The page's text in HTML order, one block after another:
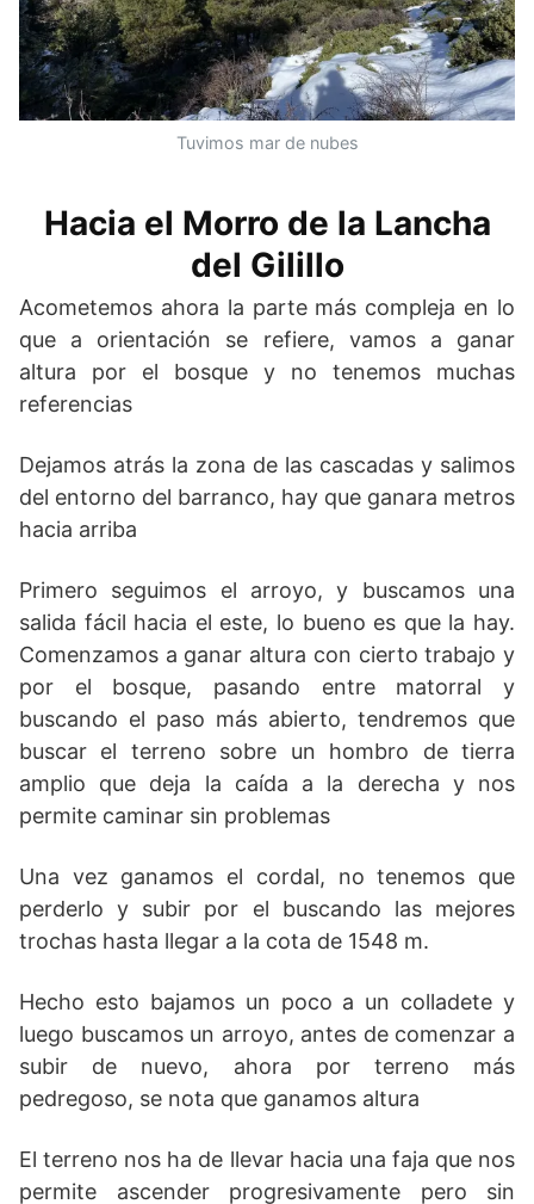
Tuvimos mar de nubes
Hacia el Morro de la Lancha
del Gilillo
Acometemos ahora la parte más compleja en lo
que a orientación se refiere, vamos a ganar
altura por el bosque y no tenemos muchas
referencias
Dejamos atrás la zona de las cascadas y salimos
del entorno del barranco, hay que ganara metros
hacia arriba
Primero seguimos el arroyo, y buscamos una
salida fácil hacia el este, lo bueno es que la hay.
Comenzamos a ganar altura con cierto trabajo y
por el bosque, pasando entre matorral y
buscando el paso más abierto, tendremos que
buscar el terreno sobre un hombro de tierra
amplio que deja la caída a la derecha y nos
permite caminar sin problemas
Una vez ganamos el cordal, no tenemos que
perderlo y subir por el buscando las mejores
trochas hasta llegar a la cota de 1548 m.
Hecho esto bajamos un poco a un colladete y
luego buscamos un arroyo, antes de comenzar a
subir de nuevo, ahora por terreno más
pedregoso, se nota que ganamos altura
El terreno nos ha de llevar hacia una faja que nos
permite ascender progresivamente pero sin